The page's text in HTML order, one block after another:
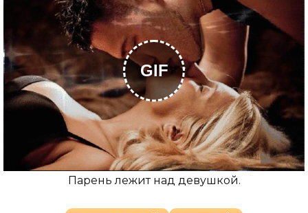
GIF
Парень лежит над девушкой.